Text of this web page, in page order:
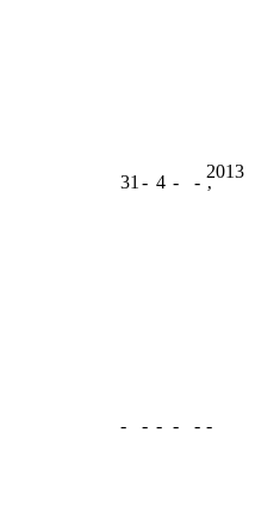
31 - 4 - -
2013
ʼ
- - - - - -